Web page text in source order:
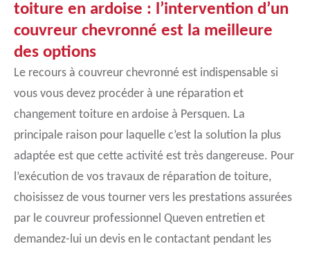
toiture en ardoise : l’intervention d’un
couvreur chevronné est la meilleure
des options
Le recours à couvreur chevronné est indispensable si
vous vous devez procéder à une réparation et
changement toiture en ardoise à Persquen. La
principale raison pour laquelle c’est la solution la plus
adaptée est que cette activité est très dangereuse. Pour
l’exécution de vos travaux de réparation de toiture,
choisissez de vous tourner vers les prestations assurées
par le couvreur professionnel Queven entretien et
demandez-lui un devis en le contactant pendant les